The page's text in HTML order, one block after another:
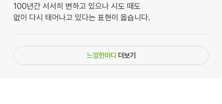
100년간 서서히 변하고 있으나 시도 때도
없이 다시 태어나고 있다는 표현이 옳습니다.
느낌한마디 더보기